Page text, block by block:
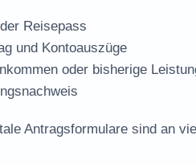
Reisepass
und Kontoauszüge
oder bisherige
Antragsformulare sind an